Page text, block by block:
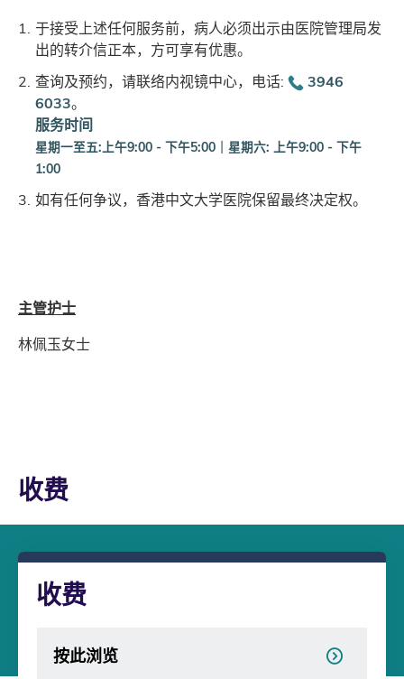
于接受上述任何服务前，病人必须出示由医院管理局发
出的转介信正本，方可享有优惠。
查询及预约，请联络内视镜中心，电话:
3946
6033。
服务时间
星期一至五: 上午9:00 - 下午5:00 星期六:
上午9:00 - 下午
1:00
如有任何争议，香港中文大学医院保留最终决定权。
主管护士
林佩玉女士
收费
收费
按此浏览